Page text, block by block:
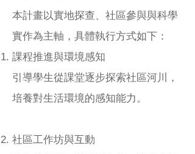
本計畫以實地探查、社區參與與科學
實作為主軸，具體執行方式如下：
課程推進與環境感知
引導學生從課堂逐步探索社區河川，
培養對生活環境的感知能力。
社區工作坊與互動